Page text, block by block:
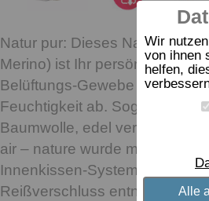
Wir
von ihnen
helfen,
Alle
Natur pur: Dieses Naturhaar-
Merino) ist Ihr persönliches
Belüftungs-Gewebe sorgt für
Feuchtigkeit ab. Sogar die
Baumwolle, edel versteppt.
air – nature wurde mit “sehr
Innenkissen-System kann bei
Reißverschluss entnommen